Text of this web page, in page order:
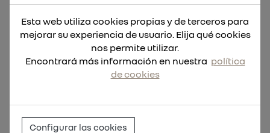
Esta web utiliza cookies propias y de terceros para
mejorar su experiencia de usuario. Elija qué cookies
nos permite utilizar.
Encontrará más información en nuestra política
de cookies
Configurar las cookies